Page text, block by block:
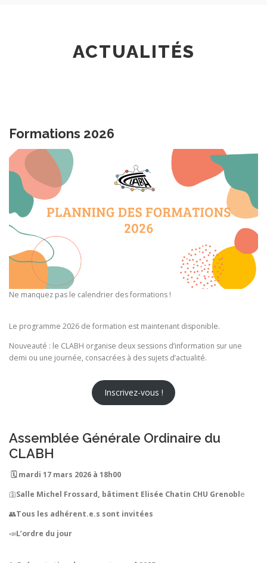
ACTUALITÉS
Formations 2026
Ne manquez pas le calendrier des formations !
Le programme 2026 de formation est maintenant disponible.
Nouveauté : le CLABH organise deux sessions d’information sur une
demi ou une journée, consacrées à des sujets d’actualité.
Inscrivez-vous !
Assemblée Générale Ordinaire du
CLABH
🗓️ mardi 17 mars 2026 à 18h00
🛐Salle Michel Frossard, bâtiment Elisée Chatin CHU Grenoble
👥Tous les adhérent.e.s sont invitées
📣L’ordre du jour